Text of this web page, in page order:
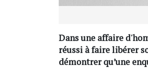
Dans une affaire
réussi à faire libérer
démontrer qu’une